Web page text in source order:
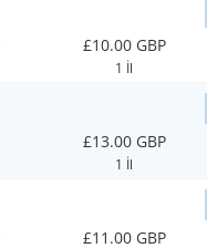
£10.00 GBP
1 İl
£13.00 GBP
1 İl
£11.00 GBP